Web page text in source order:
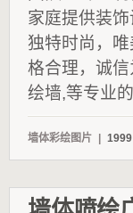
家庭提供装
独特时尚，
格合理，诚
绘墙,等专业
墙体彩绘图片